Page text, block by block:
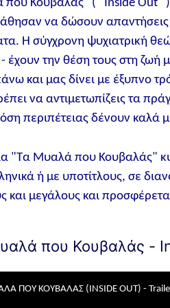
Κουβαλάς" ( "Inside Out" ).
να δώσουν απαντήσεις
Η σύγχρονη ψυχιατρική
έχουν την θέση τους στη
και μας δίνει με έξυπνο
να αντιμετωπίζεις τα
περιπέτειας δένουν καλά
"Τα Μυαλά που Κουβαλάς"
ή με υποτίτλους, σε
και μεγάλους και
που Κουβαλάς -
ΠΟΥ ΚΟΥΒΑΛΑΣ (INSIDE OUT) -